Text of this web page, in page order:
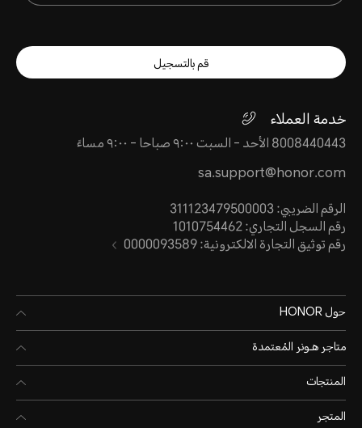
قم بالتسجيل
خدمة العملاء
8008440443 الأحد - السبت ٩:٠٠ صباحا - ٩:٠٠ مساءً
sa.support@honor.com
الرقم الضريبي: 311123479500003
رقم السجل التجاري: 1010754462
رقم توثيق التجارة الالكترونية: 0000093589
حول HONOR
متاجر هـونر المُعتمدة
المنتجات
المتجر